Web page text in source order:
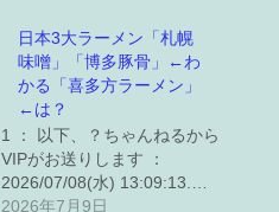
日本3大ラーメン「札幌
味噌」「博多豚骨」←わ
かる「喜多方ラーメン」
←は？
1 ： 以下、？ちゃんねるから
VIPがお送りします ：
2026/07/08(水) 13:09:13.…
2026年7月9日